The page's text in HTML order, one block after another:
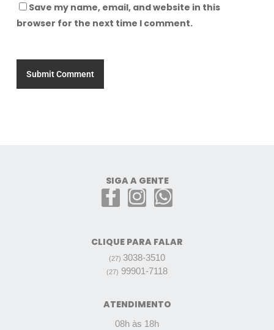
Save my name, email, and website in this
browser for the next time I comment.
SIGA A GENTE
CLIQUE PARA FALAR
(27) 3038-3510
(27) 99901-7118
ATENDIMENTO
08h às 18h